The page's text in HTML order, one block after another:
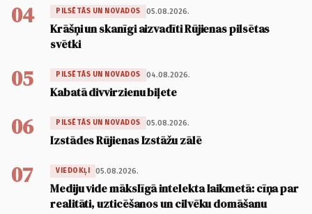
04 PILSĒTĀS UN NOVADOS 05.08.2026.
Krāšņi un skanīgi aizvadīti Rūjienas pilsētas
svētki
05 PILSĒTĀS UN NOVADOS 04.08.2026.
Kabatā divvirzienu biļete
06 PILSĒTĀS UN NOVADOS 05.08.2026.
Izstādes Rūjienas Izstāžu zālē
07 VIEDOKĻI 05.08.2026.
Mediju vide mākslīgā intelekta laikmetā: cīņa par
realitāti, uzticēšanos un cilvēku domāšanu